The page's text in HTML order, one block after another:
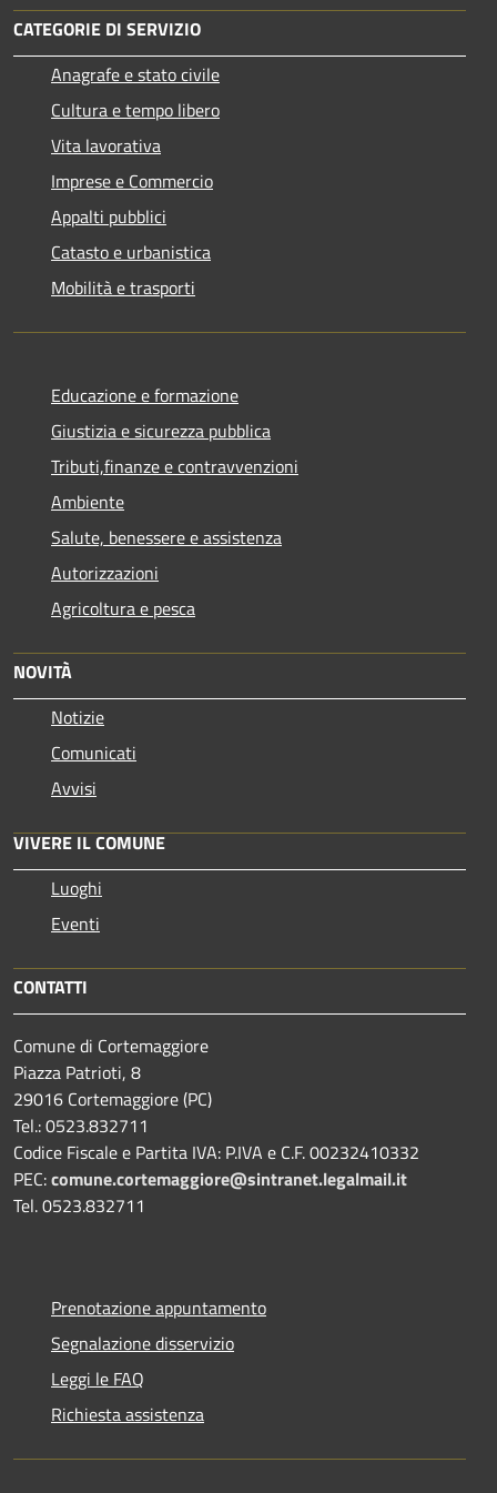
CATEGORIE DI SERVIZIO
Anagrafe e stato civile
Cultura e tempo libero
Vita lavorativa
Imprese e Commercio
Appalti pubblici
Catasto e urbanistica
Mobilità e trasporti
Educazione e formazione
Giustizia e sicurezza pubblica
Tributi,finanze e contravvenzioni
Ambiente
Salute, benessere e assistenza
Autorizzazioni
Agricoltura e pesca
NOVITÀ
Notizie
Comunicati
Avvisi
VIVERE IL COMUNE
Luoghi
Eventi
CONTATTI
Comune di Cortemaggiore
Piazza Patrioti, 8
29016 Cortemaggiore (PC)
Tel.: 0523.832711
Codice Fiscale e Partita IVA: P.IVA e C.F. 00232410332
PEC:comune.cortemaggiore@sintranet.legalmail.it
Tel. 0523.832711
Prenotazione appuntamento
Segnalazione disservizio
Leggi le FAQ
Richiesta assistenza